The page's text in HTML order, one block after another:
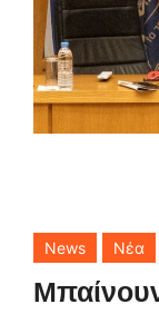
News Νέα